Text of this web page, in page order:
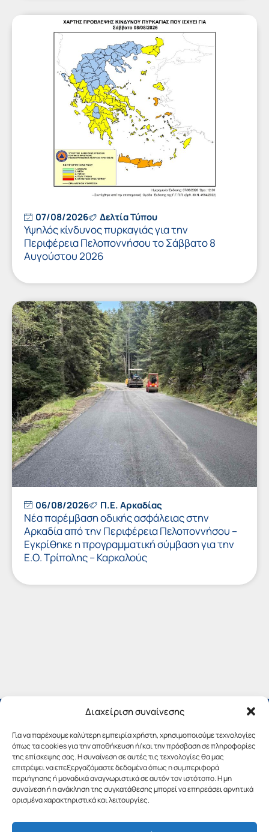
Διαχείριση συναίνεσης
Για να παρέχουμε καλύτερη εμπειρία χρήστη, χρησιμοποιούμε τεχνολογίες
όπως τα cookies για την αποθήκευση ή/και την πρόσβαση σε πληροφορίες
της επίσκεψης σας. Η συναίνεση σε αυτές τις τεχνολογίες θα μας
επιτρέψει να επεξεργαζόμαστε δεδομένα όπως η συμπεριφορά
περιήγησης ή μοναδικά αναγνωριστικά σε αυτόν τον ιστότοπο. Η μη
συναίνεση ή η ανάκληση της συγκατάθεσης μπορεί να επηρεάσει αρνητικά
ορισμένα χαρακτηριστικά και λειτουργίες.
07/08/2026 Δελτία Τύπου
Υψηλός κίνδυνος πυρκαγιάς για την
Περιφέρεια Πελοποννήσου το Σάββατο 8
Αυγούστου 2026
06/08/2026 Π.Ε. Αρκαδίας
Νέα παρέμβαση οδικής ασφάλειας στην
Αρκαδία από την Περιφέρεια Πελοποννήσου –
Εγκρίθηκε η προγραμματική σύμβαση για την
Ε.Ο. Τρίπολης – Καρκαλούς